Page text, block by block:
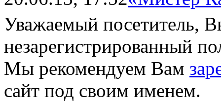
Уважаемый посетитель,
незарегистрированный
Мы рекомендуем Вам
сайт под своим именем.